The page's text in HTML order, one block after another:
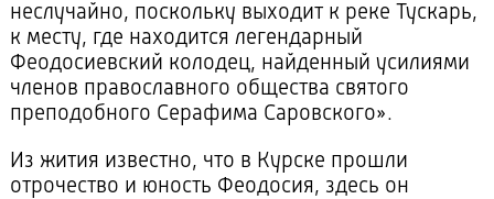
неслучайно, поскольку выходит к реке Тускарь,
к месту, где находится легендарный
Феодосиевский колодец, найденный усилиями
членов православного общества святого
преподобного Серафима Саровского».
Из жития известно, что в Курске прошли
отрочество и юность Феодосия, здесь он